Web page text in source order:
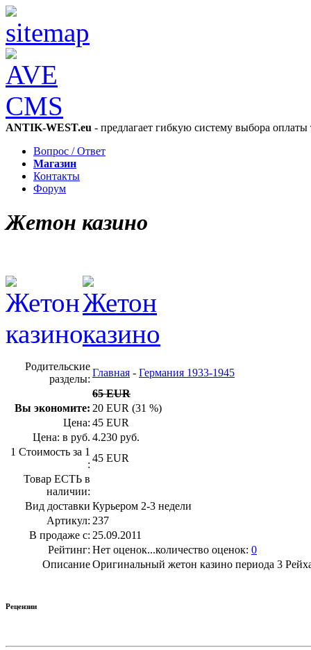
ANTIK-WEST.eu - предлагает гибкую систему выбора
Вопрос / Ответ
Магазин
Контакты
Форум
Жетон казино
Родительские
разделы:
Главная - Германия 1933-1945
65 EUR
Вы экономите: 20 EUR (31 %)
Цена: 45 EUR
Цена: в руб. 4.230 руб.
1 Стоимость за 1
:
45 EUR
Товар ЕСТЬ в
наличии:
Вид доставки Курьером 2-3 недели
Артикул: 237
В продаже с: 25.09.2011
Рейтинг: Нет оценок...количество оценок: 0
ОписаниеОригинальный жетон казино периода 3
Рецензии